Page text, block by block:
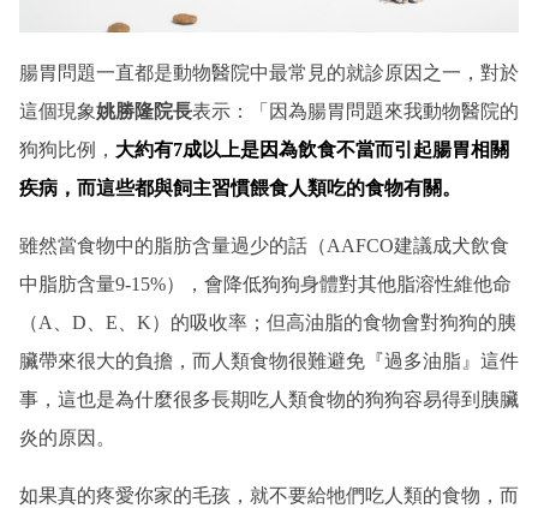
腸胃問題一直都是動物醫院中最常見的就診原因之一，對於
這個現象姚勝隆院長表示：「因為腸胃問題來我動物醫院的
狗狗比例， 大約有7成以上是因為飲食不當而引起腸胃相關
疾病，而這些都與飼主習慣餵食人類吃的食物有關。
雖然當食物中的脂肪含量過少的話（AAFCO建議成犬飲食
中脂肪含量9-15%），會降低狗狗身體對其他脂溶性維他命
（A、D、E、K）的吸收率；但高油脂的食物會對狗狗的胰
臟帶來很大的負擔，而人類食物很難避免『過多油脂』這件
事，這也是為什麼很多長期吃人類食物的狗狗容易得到胰臟
炎的原因。
如果真的疼愛你家的毛孩，就不要給牠們吃人類的食物，而